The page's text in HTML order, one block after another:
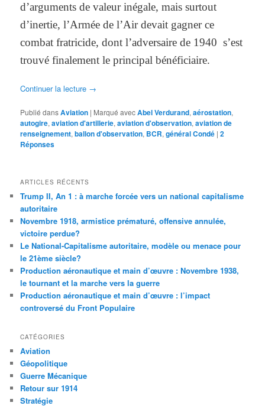
d’arguments de valeur inégale, mais surtout
d’inertie, l’Armée de l’Air devait gagner ce
combat fratricide, dont l’adversaire de 1940 s’est
trouvé finalement le principal bénéficiaire.
Continuer la lecture →
Publié dansAviation | Marqué avecAbel Verdurand,aérostation,
autogire,aviation d'artillerie,aviation d'observation,aviation de
renseignement,ballon d'observation, BCR,général Condé |2
Réponses
ARTICLES RÉCENTS
Trump II, An 1 : à marche forcée vers un national capitalisme
autoritaire
Novembre 1918, armistice prématuré, offensive annulée,
victoire perdue?
Le National-Capitalisme autoritaire, modèle ou menace pour
le 21ème siècle?
Production aéronautique et main d’œuvre : Novembre 1938,
le tournant et la marche vers la guerre
Production aéronautique et main d’œuvre : l’impact
controversé du Front Populaire
CATÉGORIES
Aviation
Géopolitique
Guerre Mécanique
Retour sur 1914
Stratégie